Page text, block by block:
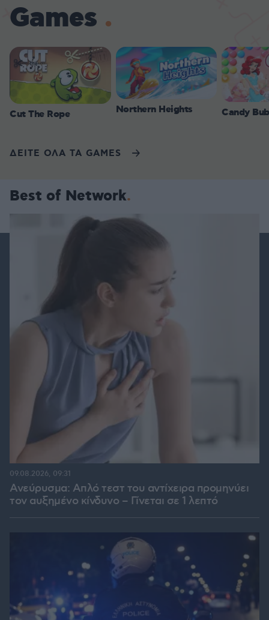
Games
Cut The Rope Northern Heights Candy
ΔΕΙΤΕ ΟΛΑ ΤΑ GAMES
Best of Network
Ανεύρυσμα: Απλό τεστ του αντίχειρα προμηνύει
τον αυξημένο κίνδυνο – Γίνεται σε 1 λεπτό
09.08.2026, 09:31